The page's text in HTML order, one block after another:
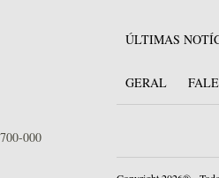
000
ÚLTIMAS
GERAL